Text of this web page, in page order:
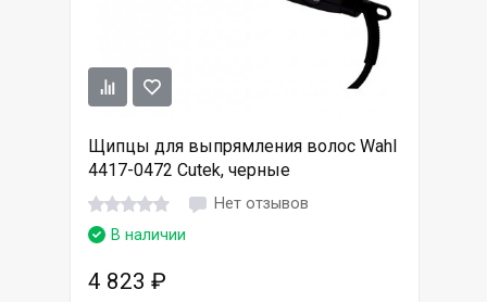
Щипцы для выпрямления волос Wahl
4417-0472 Cutek, черные
Нет отзывов
В наличии
4 823 ₽